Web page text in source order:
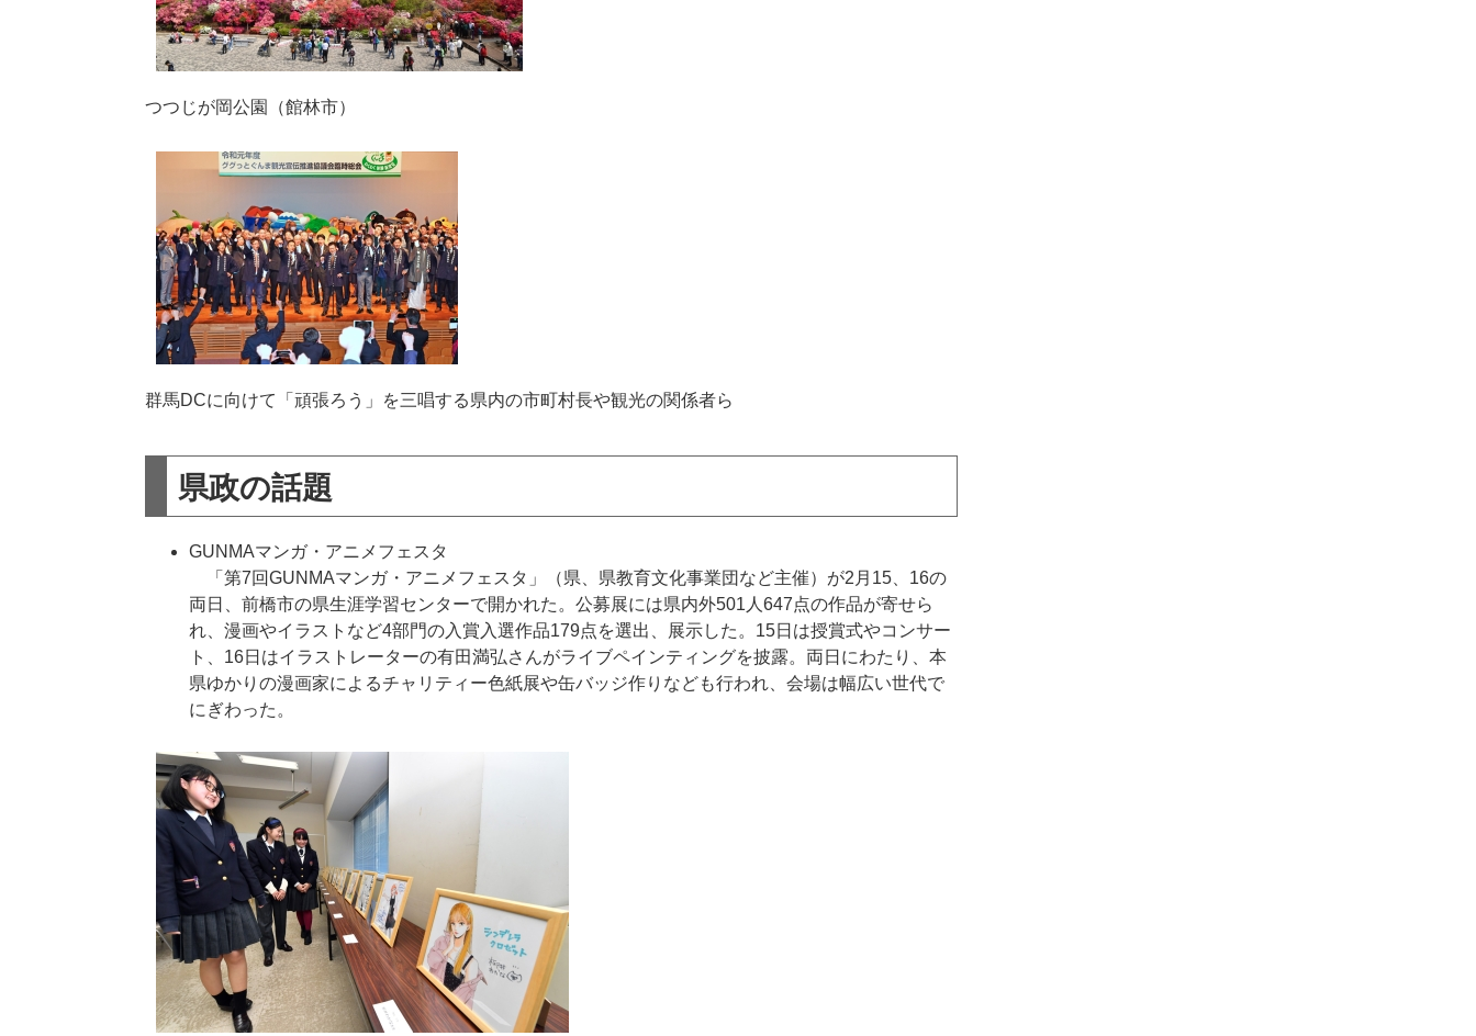
つつじが岡公園（館林市）
群馬DCに向けて「頑張ろう」を三唱する県内の市町村長や観光の関係者ら
県政の話題
GUNMAマンガ・アニメフェスタ
「第7回GUNMAマンガ・アニメフェスタ」（県、県教育文化事業団など主催）が2月15、16の
両日、前橋市の県生涯学習センターで開かれた。公募展には県内外501人647点の作品が寄せら
れ、漫画やイラストなど4部門の入賞入選作品179点を選出、展示した。15日は授賞式やコンサー
ト、16日はイラストレーターの有田満弘さんがライブペインティングを披露。両日にわたり、本
県ゆかりの漫画家によるチャリティー色紙展や缶バッジ作りなども行われ、会場は幅広い世代で
にぎわった。